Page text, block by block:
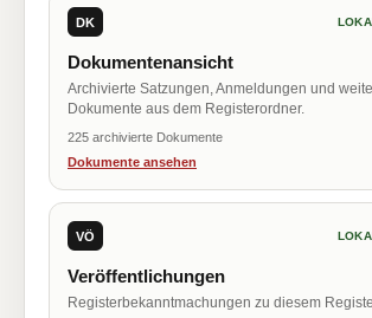
DK
Dokumentenansicht
Archivierte Satzungen, Anmeldungen und
Dokumente aus dem Registerordner.
225 archivierte Dokumente
Dokumente ansehen
VÖ
Veröffentlichungen
Registerbekanntmachungen zu diesem